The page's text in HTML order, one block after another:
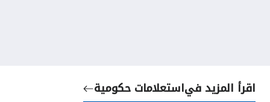
اقرأ المزيد فياستعلامات حكومية